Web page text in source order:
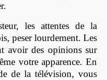
les attentes de la
peser lourdement. Les
avoir des opinions sur
votre apparence. En
de la télévision, vous